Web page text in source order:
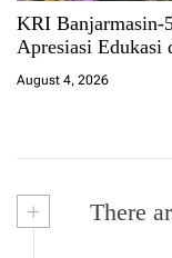
KRI Banjarmasin-
Apresiasi Edukasi
August 4, 2026
+ There